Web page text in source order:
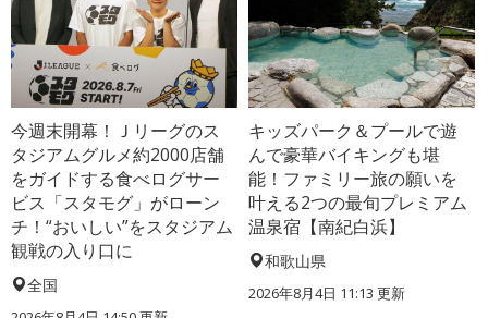
今週末開幕！Ｊリーグのス
タジアムグルメ約2000店舗
をガイドする食べログサー
ビス「スタモグ」がローン
チ！“おいしい”をスタジアム
観戦の入り口に
全国
キッズパーク＆プールで遊
んで豪華バイキングも堪
能！ファミリー旅の願いを
叶える2つの最旬プレミアム
温泉宿【南紀白浜】
和歌山県
2026年8月4日 11:13 更新